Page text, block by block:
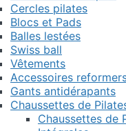
Cercles pilates
Blocs et Pads
Balles lestées
Swiss ball
Vêtements
Accessoires
Gants antidérapants
Chaussettes de
Chaussettes de